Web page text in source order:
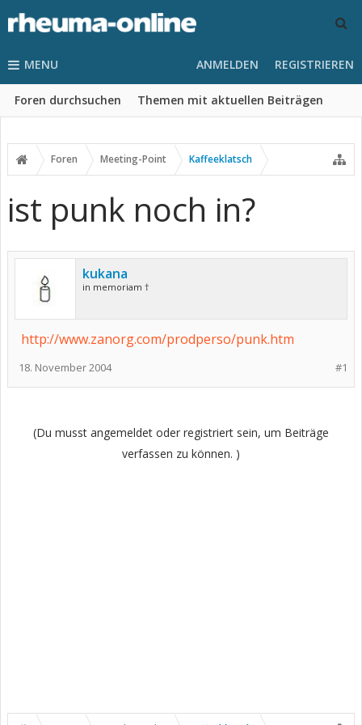
MENU
Foren durchsuchen Themen mit aktuellen Beiträgen
ANMELDEN REGISTRIEREN
Foren Meeting-Point Kaffeeklatsch
ist punk noch in?
kukana
in memoriam †
http://www.zanorg.com/prodperso/punk.htm
#1
18. November 2004
(Du musst angemeldet oder registriert sein, um Beiträge
verfassen zu können. )